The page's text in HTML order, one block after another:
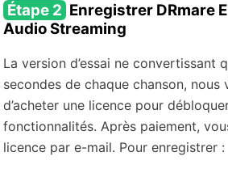
Étape 2 Enregistrer DRmare
Audio Streaming
La version d’essai ne convertissant
secondes de chaque chanson, nous
d’acheter une licence pour
fonctionnalités. Après paiement,
licence par e-mail. Pour enregistrer :